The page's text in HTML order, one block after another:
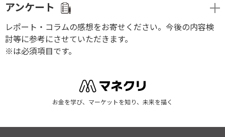
アンケート
レポート・コラムの感想をお寄せください。今後の内容検
討等に参考にさせていただきます。
※は必須項目です。
お金を学び、マーケットを知り、未来を描く